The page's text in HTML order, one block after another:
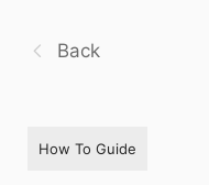
Back
How To Guide